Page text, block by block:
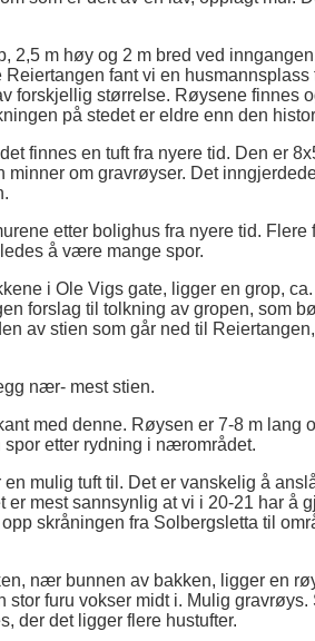
2,5 m høy og 2 m bred ved
fant vi en
forskjellig størrelse. Røysene finnes
på stedet er eldre enn den
finnes en tuft fra nyere tid. Den er
minner om gravrøyser. Det
etter bolighus fra nyere tid.
å være mange spor.
i Ole Vigs gate, ligger en grop,
forslag til tolkning av gropen, som
av stien som går ned til
nær- mest stien.
med denne. Røysen er 7-8 m lang
etter rydning i nærområdet.
mulig tuft til. Det er vanskelig å
er mest sannsynlig at vi i 20-21 har å
skråningen fra Solbergsletta til
nær bunnen av bakken, ligger en
stor furu vokser midt i. Mulig
der det ligger flere hustufter.